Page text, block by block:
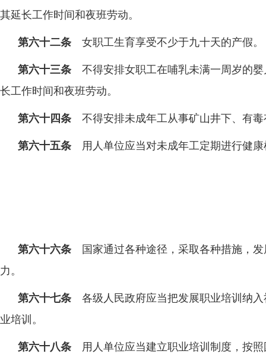
其延长工作时间和夜班劳动。
第六十二条 女职工生育享受不少于九十天的产假。
第六十三条 不得安排女职工在哺乳未满一周岁的
长工作时间和夜班劳动。
第六十四条 不得安排未成年工从事矿山井下、有
第六十五条 用人单位应当对未成年工定期进行健康
第六十六条 国家通过各种途径，采取各种措施，
力。
第六十七条 各级人民政府应当把发展职业培训纳
业培训。
第六十八条 用人单位应当建立职业培训制度，按